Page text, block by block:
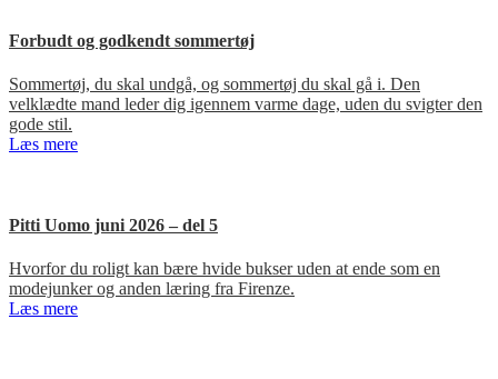
Forbudt og godkendt sommertøj
Sommertøj, du skal undgå, og sommertøj du skal gå i. Den
velklædte mand leder dig igennem varme dage, uden du svigter den
gode stil.
Læs mere
Pitti Uomo juni 2026 – del 5
Hvorfor du roligt kan bære hvide bukser uden at ende som en
modejunker og anden læring fra Firenze.
Læs mere